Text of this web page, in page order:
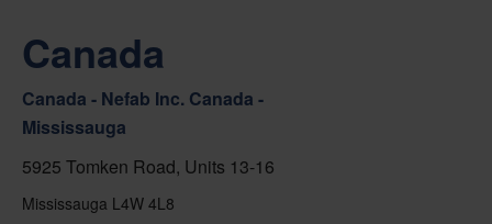
Canada
Canada - Nefab Inc. Canada -
Mississauga
5925 Tomken Road, Units 13-16
Mississauga L4W 4L8